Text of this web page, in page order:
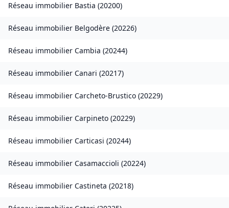
Réseau immobilier Bastia (20200)
Réseau immobilier Belgodère (20226)
Réseau immobilier Cambia (20244)
Réseau immobilier Canari (20217)
Réseau immobilier Carcheto-Brustico (20229)
Réseau immobilier Carpineto (20229)
Réseau immobilier Carticasi (20244)
Réseau immobilier Casamaccioli (20224)
Réseau immobilier Castineta (20218)